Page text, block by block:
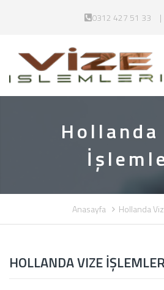
0312 427 51 33
Hollanda
Anasayfa Hollanda
HOLLANDA VIZE